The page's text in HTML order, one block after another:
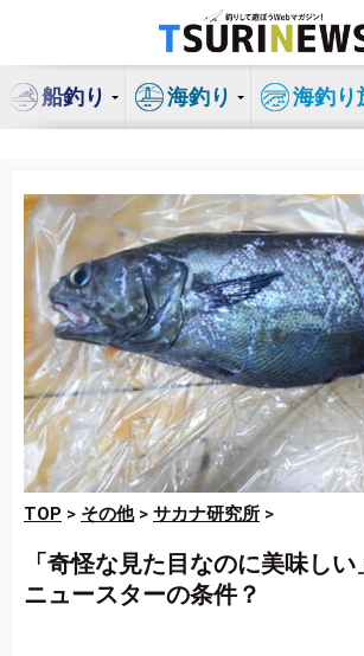
ン
船釣り 海釣り 海釣り
TOP > その他> サカナ研究所 >
「奇怪な見た目なのに美味し
ニュースターの条件？